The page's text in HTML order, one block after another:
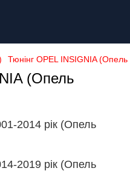
Тюнінг OPEL INSIGNIA (Опель
(Опель
2014 рік (Опель
2019 рік (Опель